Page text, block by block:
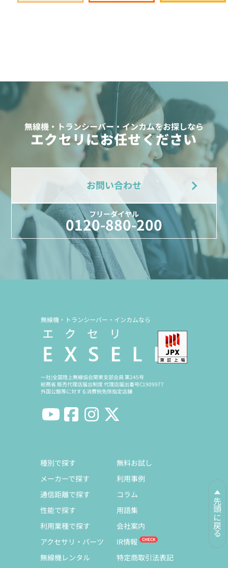
無線機・トランシーバー・インカムをお探しなら
エクセリにお任せください
お問い合わせ
フリーダイヤル
0120-880-200
先頭に戻る
無線機・トランシーバー・インカムなら
一社)全国陸上無線協会関東支部会員 第245号
総務省 販売代理店届出制度 代理店届出番号C1909977
外国公館等に対する消費税免除指定店舗
種別で探す
メーカーで探す
通信距離で探す
性能で探す
利用業種で探す
アクセサリ・パーツ
無線機レンタル
無料お試し
利用事例
コラム
用語集
会社案内
IR情報
特定商取引法表記